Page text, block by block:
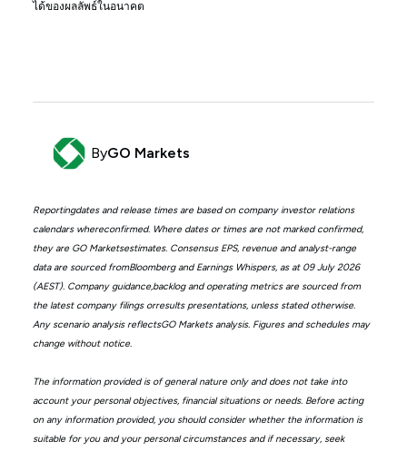
ได้ของผลลัพธ์ในอนาคต
ByGO Markets
Reportingdates and release times are based on company investor relations
calendars whereconfirmed. Where dates or times are not marked confirmed,
they are GO Marketsestimates. Consensus EPS, revenue and analyst-range
data are sourced fromBloomberg and Earnings Whispers, as at 09 July 2026
(AEST). Company guidance,backlog and operating metrics are sourced from
the latest company filings orresults presentations, unless stated otherwise.
Any scenario analysis reflectsGO Markets analysis. Figures and schedules may
change without notice.
The information provided is of general nature only and does not take into
account your personal objectives, financial situations or needs. Before acting
on any information provided, you should consider whether the information is
suitable for you and your personal circumstances and if necessary, seek